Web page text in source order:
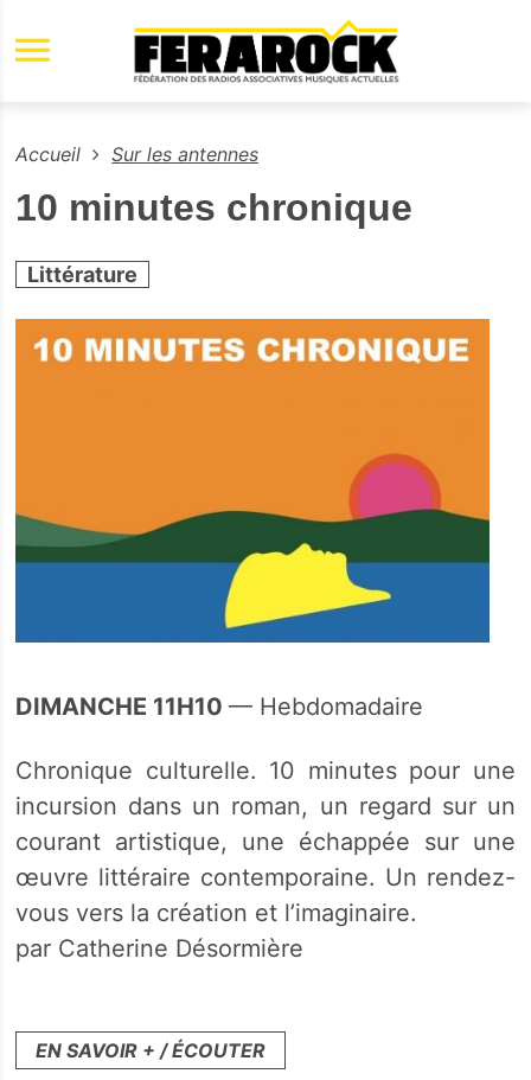
Aller au contenu principal
Accueil Sur les antennes
10 minutes chronique
Littérature
DIMANCHE 11H10— Hebdomadaire
Chronique culturelle. 10 minutes pour une
incursion dans un roman, un regard sur un
courant artistique, une échappée sur une
œuvre littéraire contemporaine. Un rendez-
vous vers la création et l’imaginaire.
par Catherine Désormière
EN SAVOIR + / ÉCOUTER